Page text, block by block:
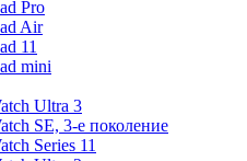
Pro
Air
11
mini
Ultra 3
SE, 3-е поколение
Series 11